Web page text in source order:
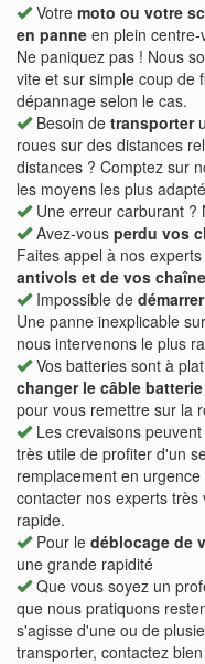
Votre moto ou votre
en panne en plein
Ne paniquez pas ! Nous
vite et sur simple coup de
dépannage selon le cas.
Besoin de transporter
roues sur des distances
distances ? Comptez sur
les moyens les plus
Une erreur carburant ?
Avez-vous perdu vos
Faites appel à nos
antivols et de vos
Impossible de
Une panne inexplicable
nous intervenons le plus
Vos batteries sont à
changer le câble batterie
pour vous remettre sur la
Les crevaisons
très utile de profiter d'un
remplacement en urgence
contacter nos experts
rapide.
Pour le déblocage de
une grande rapidité
Que vous soyez un
que nous pratiquons
s'agisse d'une ou de
transporter, contactez